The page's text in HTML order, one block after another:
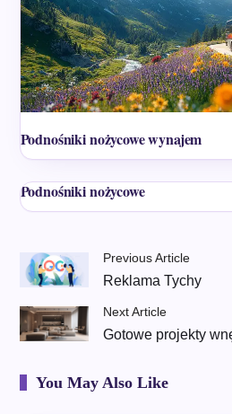
Podnośniki nożycowe wynajem
Podnośniki nożycowe
Previous Article
Reklama Tychy
Next Article
Gotowe projekty
You May Also Like